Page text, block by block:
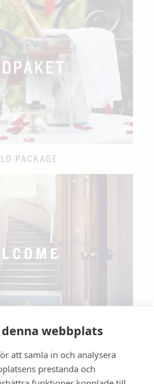
webbplats
att samla in och analysera
prestanda och
PACKAGE